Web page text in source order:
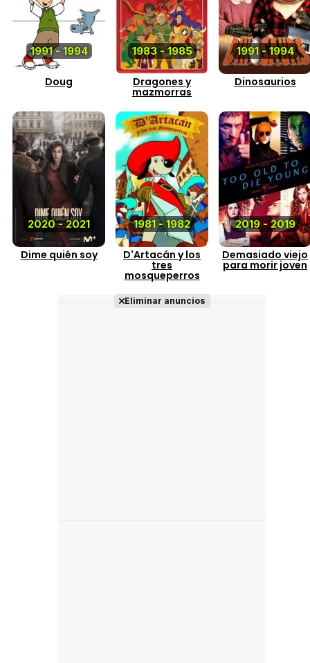
1991 - 1994
Doug
1983 - 1985
Dragones y
mazmorras
1991 - 1994
Dinosaurios
2020 - 2021
Dime quién soy
1981 - 1982
D'Artacán y los
tres
mosqueperros
2019 - 2019
Demasiado viejo
para morir joven
Eliminar anuncios